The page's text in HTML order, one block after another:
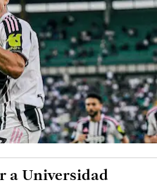
a Universidad